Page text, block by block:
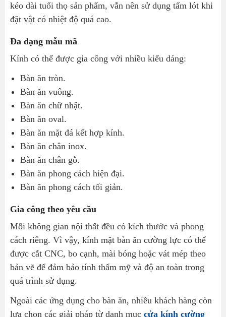
kéo dài tuổi thọ sản phẩm, vẫn nên sử dụng tấm lót khi
đặt vật có nhiệt độ quá cao.
Đa dạng mẫu mã
Kính có thể được gia công với nhiều kiểu dáng:
Bàn ăn tròn.
Bàn ăn vuông.
Bàn ăn chữ nhật.
Bàn ăn oval.
Bàn ăn mặt đá kết hợp kính.
Bàn ăn chân inox.
Bàn ăn chân gỗ.
Bàn ăn phong cách hiện đại.
Bàn ăn phong cách tối giản.
Gia công theo yêu cầu
Mỗi không gian nội thất đều có kích thước và phong
cách riêng. Vì vậy, kính mặt bàn ăn cường lực có thể
được cắt CNC, bo cạnh, mài bóng hoặc vát mép theo
bản vẽ để đảm bảo tính thẩm mỹ và độ an toàn trong
quá trình sử dụng.
Ngoài các ứng dụng cho bàn ăn, nhiều khách hàng còn
lựa chọn các giải pháp từ danh mục cửa kính cường